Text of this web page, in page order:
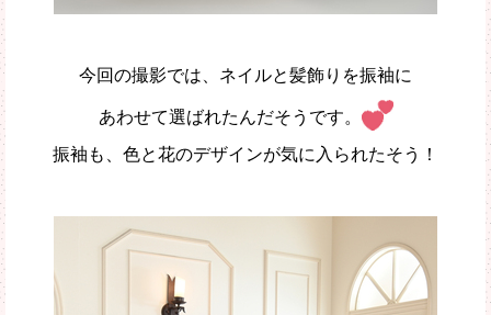
今回の撮影では、ネイルと髪飾りを振袖に
あわせて選ばれたんだそうです。
振袖も、色と花のデザインが気に入られたそう！